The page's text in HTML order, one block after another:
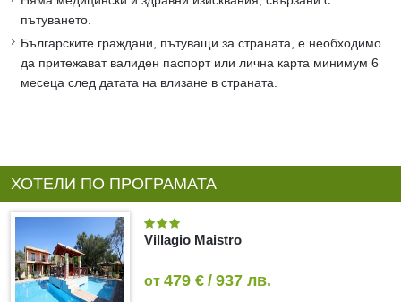
пътуването.
Българските граждани, пътуващи за страната, е необходимо
да притежават валиден паспорт или лична карта минимум 6
месеца след датата на влизане в страната.
ХОТЕЛИ ПО ПРОГРАМАТА
Villagio Maistro
от 479 € / 937 лв.